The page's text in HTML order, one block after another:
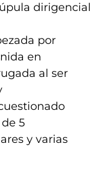
dirigencial
por
en
al ser
5
y varias